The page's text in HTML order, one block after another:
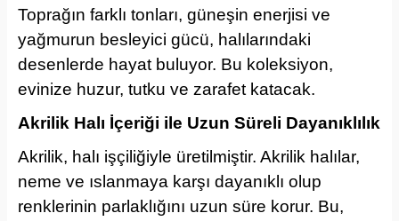
Toprağın farklı tonları, güneşin enerjisi ve
yağmurun besleyici gücü, halılarındaki
desenlerde hayat buluyor. Bu koleksiyon,
evinize huzur, tutku ve zarafet katacak.
Akrilik Halı İçeriği ile Uzun Süreli Dayanıklılık
Akrilik, halı işçiliğiyle üretilmiştir. Akrilik halılar,
neme ve ıslanmaya karşı dayanıklı olup
renklerinin parlaklığını uzun süre korur. Bu,